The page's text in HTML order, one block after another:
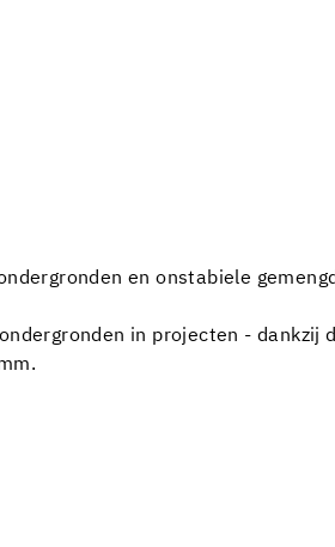
en onstabiele
in projecten -